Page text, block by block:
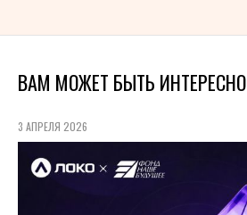
ВАМ МОЖЕТ БЫТЬ ИНТЕРЕСНО
3 АПРЕЛЯ 2026